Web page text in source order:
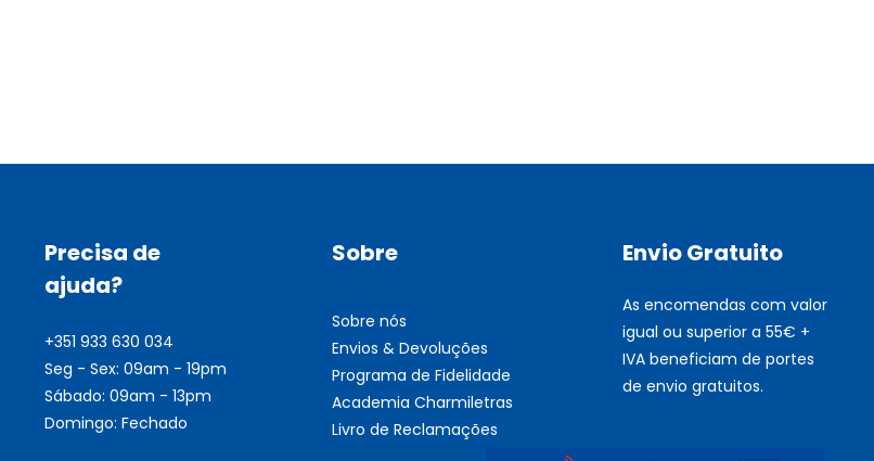
Precisa de
ajuda?
+351 933 630 034
Seg - Sex: 09am - 19pm
Sábado: 09am - 13pm
Domingo: Fechado
Sobre
Sobre nós
Envios & Devoluções
Programa de Fidelidade
Academia Charmiletras
Livro de Reclamações
Envio Gratuito
As encomendas com valor
igual ou superior a 55€ +
IVA beneficiam de portes
de envio gratuitos.